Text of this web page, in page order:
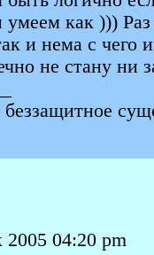
умеем как )))
и нема с чего
не стану ни
04:20 pm